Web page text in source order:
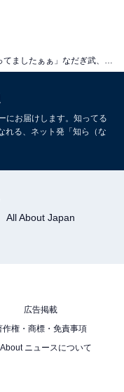
にお届けします。知ってる
れる、ネット発「知ら（な
All About Japan
広告掲載
作権・商標・免責事項
ニュースについて